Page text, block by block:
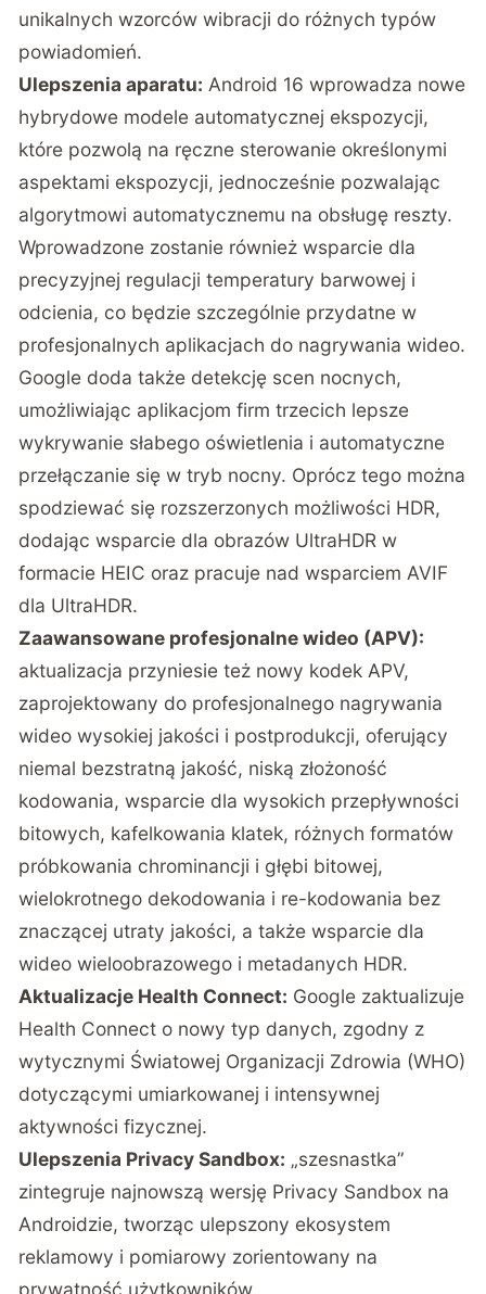
unikalnych wzorców wibracji do różnych typów
powiadomień.
Ulepszenia aparatu: Android 16 wprowadza nowe
hybrydowe modele automatycznej ekspozycji,
które pozwolą na ręczne sterowanie określonymi
aspektami ekspozycji, jednocześnie pozwalając
algorytmowi automatycznemu na obsługę reszty.
Wprowadzone zostanie również wsparcie dla
precyzyjnej regulacji temperatury barwowej i
odcienia, co będzie szczególnie przydatne w
profesjonalnych aplikacjach do nagrywania wideo.
Google doda także detekcję scen nocnych,
umożliwiając aplikacjom firm trzecich lepsze
wykrywanie słabego oświetlenia i automatyczne
przełączanie się w tryb nocny. Oprócz tego można
spodziewać się rozszerzonych możliwości HDR,
dodając wsparcie dla obrazów UltraHDR w
formacie HEIC oraz pracuje nad wsparciem AVIF
dla UltraHDR.
Zaawansowane profesjonalne wideo (APV):
aktualizacja przyniesie też nowy kodek APV,
zaprojektowany do profesjonalnego nagrywania
wideo wysokiej jakości i postprodukcji, oferujący
niemal bezstratną jakość, niską złożoność
kodowania, wsparcie dla wysokich przepływności
bitowych, kafelkowania klatek, różnych formatów
próbkowania chrominancji i głębi bitowej,
wielokrotnego dekodowania i re-kodowania bez
znaczącej utraty jakości, a także wsparcie dla
wideo wieloobrazowego i metadanych HDR.
Aktualizacje Health Connect: Google zaktualizuje
Health Connect o nowy typ danych, zgodny z
wytycznymi Światowej Organizacji Zdrowia (WHO)
dotyczącymi umiarkowanej i intensywnej
aktywności fizycznej.
Ulepszenia Privacy Sandbox: „szesnastka”
zintegruje najnowszą wersję Privacy Sandbox na
Androidzie, tworząc ulepszony ekosystem
reklamowy i pomiarowy zorientowany na
prywatność użytkowników.